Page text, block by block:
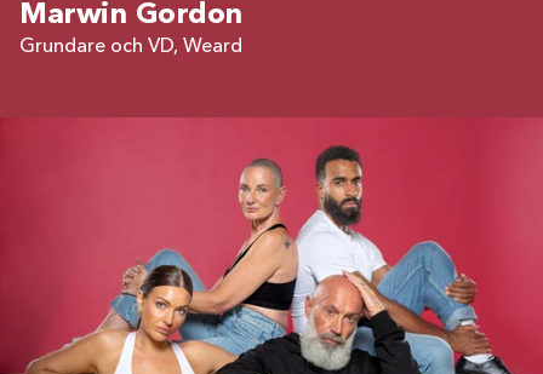
Marwin Gordon
Grundare och VD, Weard